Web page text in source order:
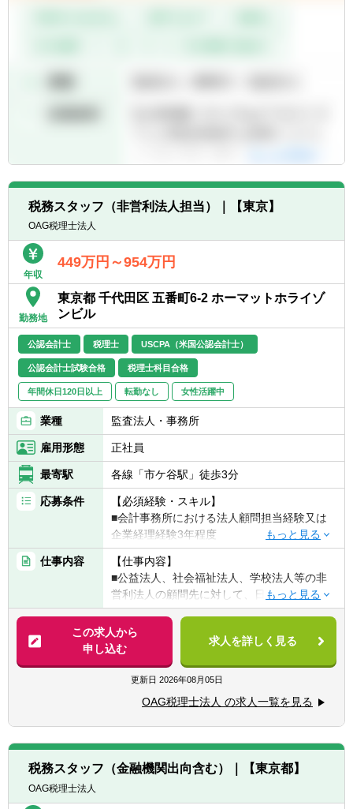
税務スタッフ（非営利法人担当）｜【東京】
OAG税理士法人
年収
449万円～954万円
勤務地
東京都 千代田区 五番町6-2 ホーマットホライゾ
ンビル
公認会計士 税理士 USCPA（米国公認会計士）
公認会計士試験合格 税理士科目合格
年間休日120日以上 転勤なし 女性活躍中
業種 監査法人・事務所
雇用形態 正社員
最寄駅 各線「市ケ谷駅」徒歩3分
応募条件
【必須経験・スキル】
■会計事務所における法人顧問担当経験又は
企業経理経験3年程度
※法人顧問担当については単独での巡回訪問
経験者で入力~決算・申告まで一人で完結で
きる方を想定しております
※企業経理経験については決算業務に関与さ
れていた方を想定しております
※非営利法人に対する会計・税務の経験者は
優遇しますが、非営利法人の経験は問いませ
ん
【歓迎経験・スキル】
【求める人物像】
仕事内容
【仕事内容】
■公益法人、社会福祉法人、学校法人等の非
営利法人の顧問先に対して、日々の会計・法
人運営に関するアドバイスを行い、法人の予
算・決算における支援、税務申告を支援する
こと
■非営利法人の設立や公益認定に関する支援
をすること
■同社は、非営利法人（公益法人、学校法
人、社会福祉法人等）を多く取り扱う担当者
がチームを構成し、ノウハウを集中すること
によって非営利法人の顧客に対して高い水準
のサービスを提供しています。
この求人から
申し込む
求人を詳しく見る
更新日 2026年08月05日
OAG税理士法人 の求人一覧を見る
税務スタッフ（金融機関出向含む）｜【東京都】
OAG税理士法人